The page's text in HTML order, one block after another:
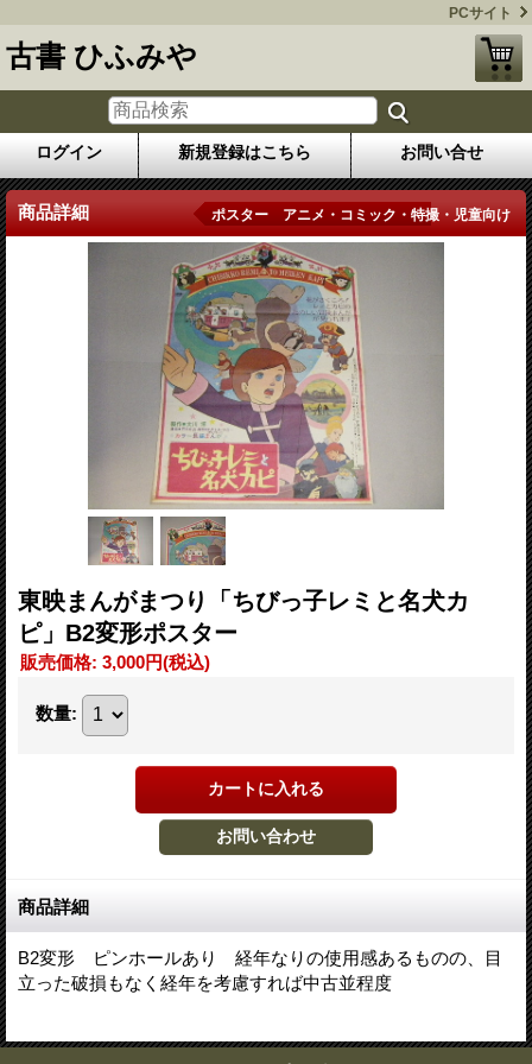
PCサイト
古書 ひふみや
ログイン 新規登録はこちら お問い合せ
商品詳細 ポスター アニメ・コミック・特撮・児童向け
東映まんがまつり「ちびっ子レミと名犬カ
ピ」B2変形ポスター
販売価格: 3,000円(税込)
数量:
商品詳細
B2変形 ピンホールあり 経年なりの使用感あるものの、目
立った破損もなく経年を考慮すれば中古並程度